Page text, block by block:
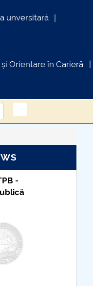
unversitară
Orientare în Carieră
de școlarizare
– Centrul